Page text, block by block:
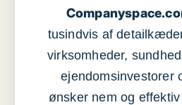
tusindvis af
virksomheder,
ejendomsinvestorer
ønsker nem og